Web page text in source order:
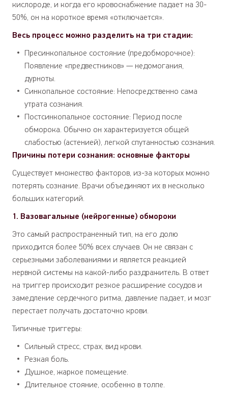
кислороде, и когда его кровоснабжение падает на 30-
50%, он на короткое время «отключается».
Весь процесс можно разделить на три стадии:
Пресинкопальное состояние (предобморочное):
Появление «предвестников» — недомогания,
дурноты.
Синкопальное состояние: Непосредственно сама
утрата сознания.
Постсинкопальное состояние: Период после
обморока. Обычно он характеризуется общей
слабостью (астенией), легкой спутанностью сознания.
Причины потери сознания: основные факторы
Существует множество факторов, из-за которых можно
потерять сознание. Врачи объединяют их в несколько
больших категорий.
1. Вазовагальные (нейрогенные) обмороки
Это самый распространенный тип, на его долю
приходится более 50% всех случаев. Он не связан с
серьезными заболеваниями и является реакцией
нервной системы на какой-либо раздражитель. В ответ
на триггер происходит резкое расширение сосудов и
замедление сердечного ритма, давление падает, и мозг
перестает получать достаточно крови.
Типичные триггеры:
Сильный стресс, страх, вид крови.
Резкая боль.
Душное, жаркое помещение.
Длительное стояние, особенно в толпе.